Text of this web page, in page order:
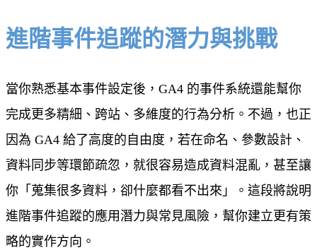
進階事件追蹤的潛力與挑戰
當你熟悉基本事件設定後，GA4 的事件系統還能幫你
完成更多精細、跨站、多維度的行為分析。不過，也正
因為 GA4 給了高度的自由度，若在命名、參數設計、
資料同步等環節疏忽，就很容易造成資料混亂，甚至讓
你「蒐集很多資料，卻什麼都看不出來」。這段將說明
進階事件追蹤的應用潛力與常見風險，幫你建立更有策
略的實作方向。